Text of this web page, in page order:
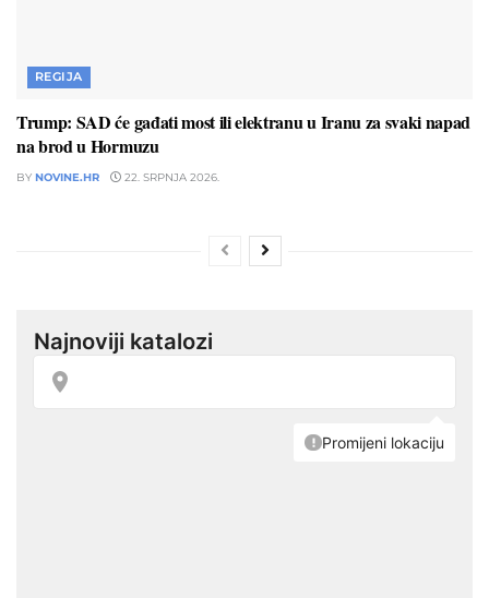
REGIJA
Trump: SAD će gađati most ili elektranu u Iranu za svaki napad
na brod u Hormuzu
BY NOVINE.HR 22. SRPNJA 2026.